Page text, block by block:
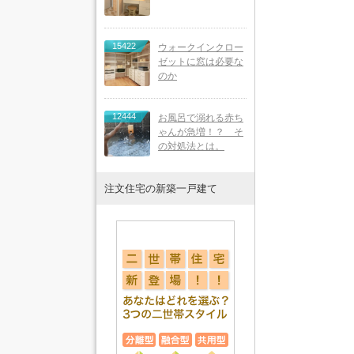
15422
ウォークインクロー
ゼットに窓は必要な
のか
12444
お風呂で溺れる赤ち
ゃんが急増！？ そ
の対処法とは。
注文住宅の新築一戸建て